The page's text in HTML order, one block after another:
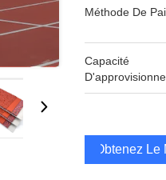
Méthode De
Capacité
Obtenez Le